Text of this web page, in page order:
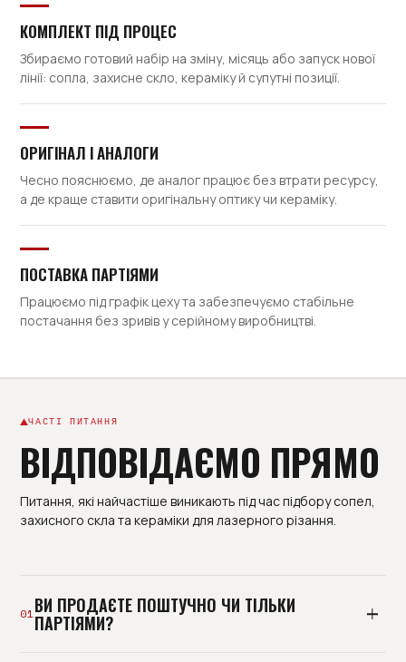
КОМПЛЕКТ ПІД ПРОЦЕС
Збираємо готовий набір на зміну, місяць або запуск нової
лінії: сопла, захисне скло, кераміку й супутні позиції.
ОРИГІНАЛ І АНАЛОГИ
Чесно пояснюємо, де аналог працює без втрати ресурсу,
а де краще ставити оригінальну оптику чи кераміку.
ПОСТАВКА ПАРТІЯМИ
Працюємо під графік цеху та забезпечуємо стабільне
постачання без зривів у серійному виробництві.
ЧАСТІ ПИТАННЯ
ВІДПОВІДАЄМО ПРЯМО
Питання, які найчастіше виникають під час підбору сопел,
захисного скла та кераміки для лазерного різання.
01ВИ ПРОДАЄТЕ ПОШТУЧНО ЧИ ТІЛЬКИ
ПАРТІЯМИ?